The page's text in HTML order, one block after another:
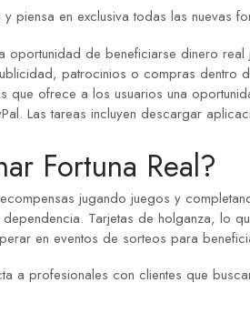
piensa en exclusiva todas las nuevas
de beneficiarse dinero
patrocinios o compras
ofrece a los usuarios una
Las tareas incluyen descargar
Fortuna Real?
jugando juegos y
Tarjetas de holganza, lo
en eventos de sorteos para
a profesionales con clientes que